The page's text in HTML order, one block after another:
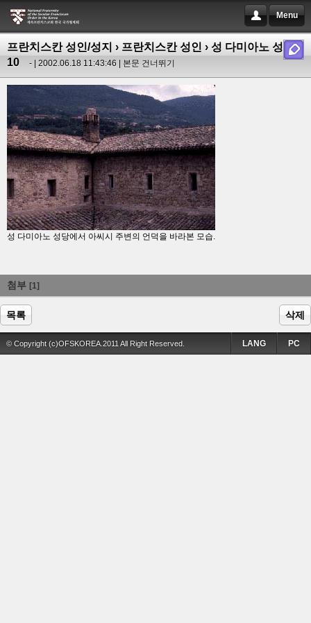
Menu
프란치스칸 성인/성지 › 프란치스칸 성인 › 성 다미아노 성당
10
- | 2002.06.18 11:43:46 | 본문 건너뛰기
성 다미아노 성당에서 아씨시 주변의 언덕을 바라본 모습.
첨부 [1]
목록 삭제
© Copyright (c)OFSKOREA.2011 All Right Reserved. PC
LANG